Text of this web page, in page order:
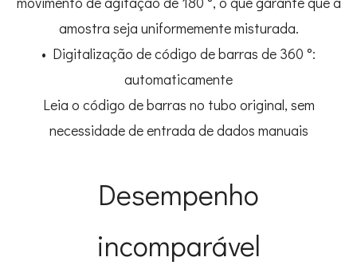
amostra seja uniformemente misturada.
• Digitalização de código de barras de 360 ​​°:
automaticamente
Leia o código de barras no tubo original, sem
necessidade de entrada de dados manuais
Desempenho
incomparável